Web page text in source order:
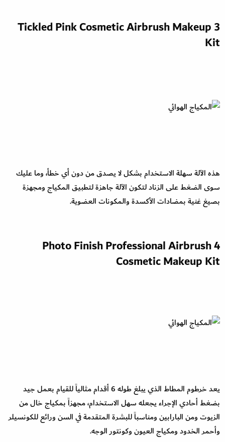
3 Tickled Pink Cosmetic Airbrush Makeup
Kit
هذه الآلة سهلة الاستخدام بشكل لا يصدق من دون أي خطأ، وما عليك
سوى الضغط على الزناد لتكون الآلة جاهزة لتطبيق المكياج ومجهزة
بصيغ غنية بمضادات الأكسدة والمكونات العضوية.
4 Photo Finish Professional Airbrush
Cosmetic Makeup Kit
يعد خرطوم المطاط الذي يبلغ طوله 6 أقدام مثالياً للقيام بعمل جيد
بضغط أحادي الإجراء يجعله سهل الاستخدام، مجهزاً بمكياج خال من
الزيوت ومن البارابين ومناسباً للبشرة المتقدمة في السن ورائع للكونسيلر
وأحمر الخدود ومكياج العيون وكونتور الوجه.